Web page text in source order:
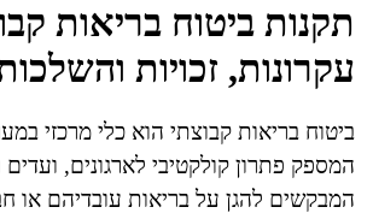
תקנות ביטוח בריאות
עקרונות, זכויות
ביטוח בריאות קבוצתי הוא כלי מרכזי
המספק פתרון קולקטיבי לארגונים, ועדים
המבקשים להגן על בריאות עובדיהם או